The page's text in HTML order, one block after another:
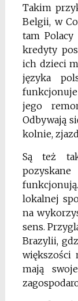
Takim
Belgii, w
tam Polacy
kredyty
ich dzieci
języka
jego
Odbywają
kolnie,
Są też
lokalnej
na
sens.
Brazylii,
większości
mają